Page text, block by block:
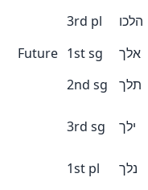
3rd pl
הלכו
Future 1st sg אלך
2nd sg
תלך
3rd sg
ילך
1st pl
נלך